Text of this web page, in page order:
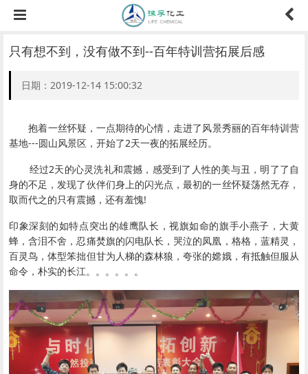
只有想不到，没有做不到--百年特训营拓展后感
日期：2019-12-14 15:00:32
抱着一丝怀疑，一点期待的心情，走进了风景秀丽的百年特训营
基地---圆山风景区，开始了2天一夜的拓展经历。
经过2天的心灵洗礼和震撼，感受到了人性的美与丑，明了了自
身的不足，发现了伙伴们身上的闪光点，最初的一丝怀疑荡然无存，
取而代之的只有震撼，还有羞愧!
印象深刻的如特点突出的雄鹰队长，视旗如命的旗手小燕子，大黄
蜂，含泪不舍，忍痛焚旗的闪电队长，哭泣的凤凰，格格，蓝精灵，
百灵鸟，体型笨拙但甘为人梯的森林狼，夸张的嫦娥，有抵触但服从
命令，朴实的长江。。。。。。